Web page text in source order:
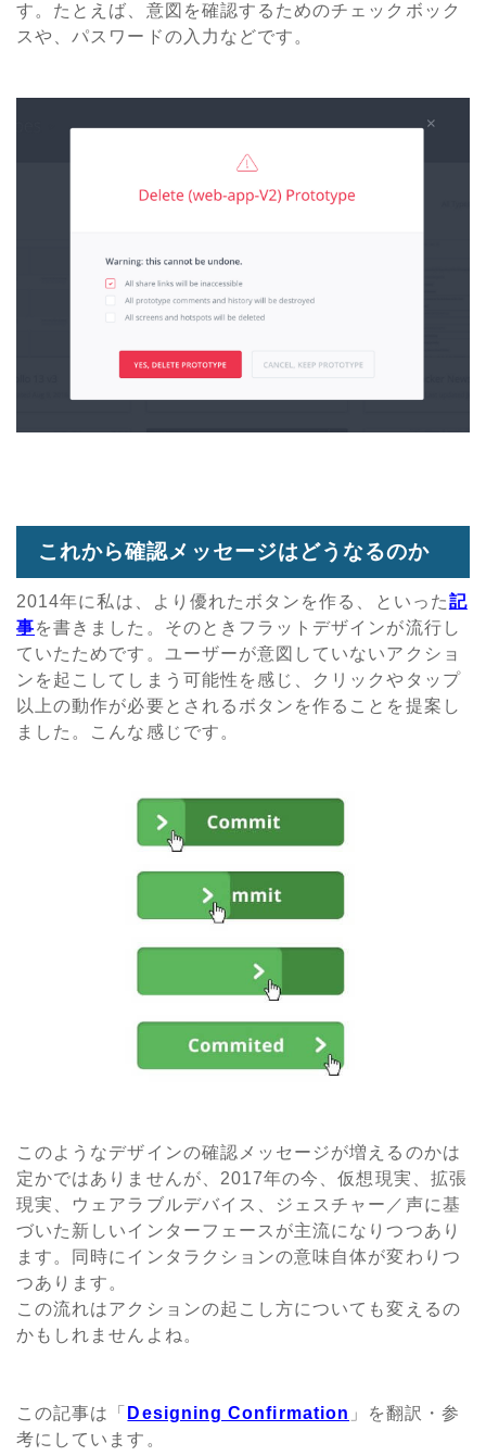
す。たとえば、意図を確認するためのチェックボック
スや、パスワードの入力などです。
これから確認メッセージはどうなるのか
2014年に私は、より優れたボタンを作る、といった記
事を書きました。そのときフラットデザインが流行し
ていたためです。ユーザーが意図していないアクショ
ンを起こしてしまう可能性を感じ、クリックやタップ
以上の動作が必要とされるボタンを作ることを提案し
ました。こんな感じです。
このようなデザインの確認メッセージが増えるのかは
定かではありませんが、2017年の今、仮想現実、拡張
現実、ウェアラブルデバイス、ジェスチャー／声に基
づいた新しいインターフェースが主流になりつつあり
ます。同時にインタラクションの意味自体が変わりつ
つあります。
この流れはアクションの起こし方についても変えるの
かもしれませんよね。
この記事は「 Designing Confirmation 」を翻訳・参
考にしています。